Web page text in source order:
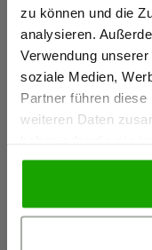
zu können und die
analysieren.
Verwendung
soziale Medien,
Partner führen
weiteren Daten
gesammelt haben.
Ich bestätige,
Preise